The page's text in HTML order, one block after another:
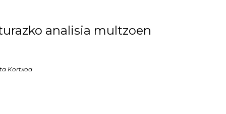
analisia multzoen
Kortxoa